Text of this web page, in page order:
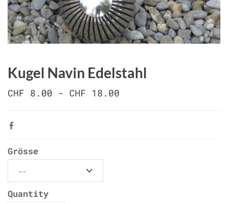
Kugel Navin Edelstahl
CHF 8.00 - CHF 18.00
Grösse
Quantity